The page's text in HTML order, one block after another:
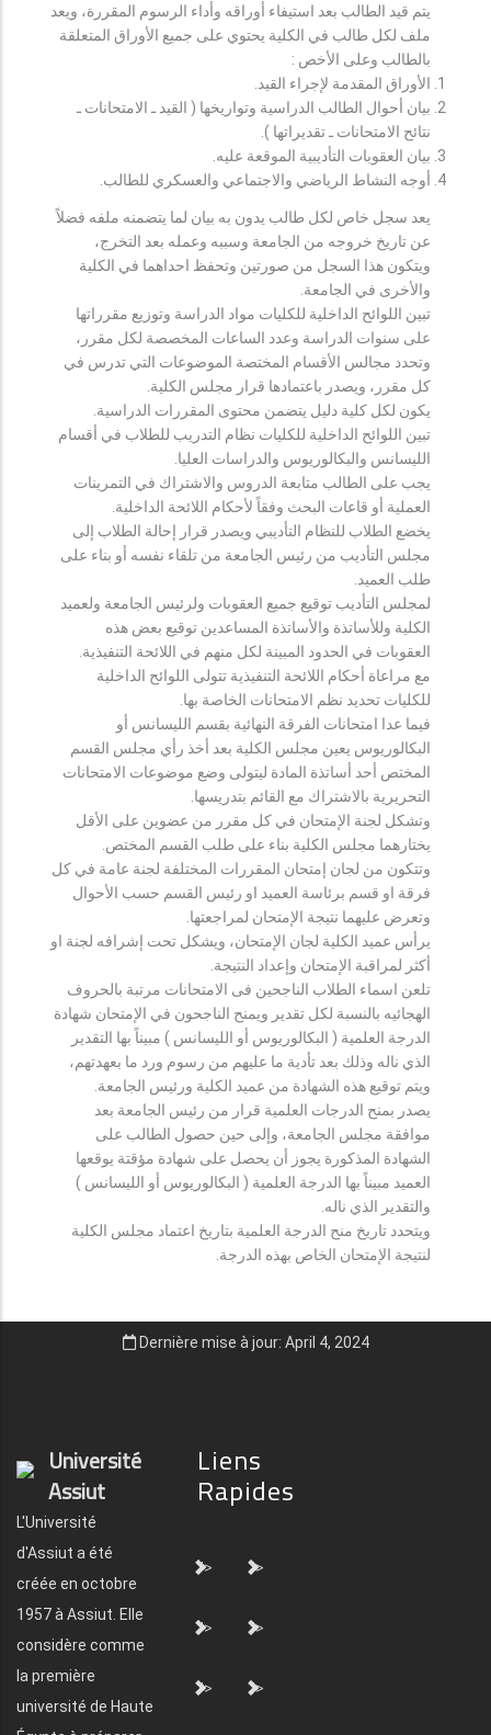
يتم قيد الطالب بعد استيفاء أوراقه وأداء الرسوم المقررة، ويعد
ملف لكل طالب في الكلية يحتوي على جميع الأوراق المتعلقة
بالطالب وعلى الأخص :
الأوراق المقدمة لإجراء القيد.
بيان أحوال الطالب الدراسية وتواريخها ( القيد ـ الامتحانات ـ
نتائح الامتحانات ـ تقديراتها ).
بيان العقوبات التأديبية الموقعة عليه.
أوجه النشاط الرياضي والاجتماعي والعسكري للطالب.
يعد سجل خاص لكل طالب يدون به بيان لما يتضمنه ملفه فضلاً
عن تاريخ خروجه من الجامعة وسببه وعمله بعد التخرج،
ويتكون هذا السجل من صورتين وتحفظ احداهما في الكلية
والأخرى في الجامعة.
تبين اللوائح الداخلية للكليات مواد الدراسة وتوزيع مقرراتها
على سنوات الدراسة وعدد الساعات المخصصة لكل مقرر،
وتحدد مجالس الأقسام المختصة الموضوعات التي تدرس في
كل مقرر، ويصدر باعتمادها قرار مجلس الكلية.
يكون لكل كلية دليل يتضمن محتوى المقررات الدراسية.
تبين اللوائح الداخلية للكليات نظام التدريب للطلاب في أقسام
الليسانس والبكالوريوس والدراسات العليا.
يجب على الطالب متابعة الدروس والاشتراك في التمرينات
العملية أو قاعات البحث وفقاً لأحكام اللائحة الداخلية.
يخضع الطلاب للنظام التأديبي ويصدر قرار إحالة الطلاب إلى
مجلس التأديب من رئيس الجامعة من تلقاء نفسه أو بناء على
طلب العميد.
لمجلس التأديب توقيع جميع العقوبات ولرئيس الجامعة ولعميد
الكلية وللأساتذة والأساتذة المساعدين توقيع بعض هذه
العقوبات في الحدود المبينة لكل منهم في اللائحة التنفيذية.
مع مراعاة أحكام اللائحة التنفيذية تتولى اللوائح الداخلية
للكليات تحديد نظم الامتحانات الخاصة بها.
فيما عدا امتحانات الفرقة النهائية بقسم الليسانس أو
البكالوريوس يعين مجلس الكلية بعد أخذ رأي مجلس القسم
المختص أحد أساتذة المادة ليتولى وضع موضوعات الامتحانات
التحريرية بالاشتراك مع القائم بتدريسها.
وتشكل لجنة الإمتحان في كل مقرر من عضوين على الأقل
يختارهما مجلس الكلية بناء على طلب القسم المختص.
وتتكون من لجان إمتحان المقررات المختلفة لجنة عامة في كل
فرقة او قسم برئاسة العميد او رئيس القسم حسب الأحوال
وتعرض عليهما نتيجة الإمتحان لمراجعتها.
يرأس عميد الكلية لجان الإمتحان، ويشكل تحت إشرافه لجنة او
أكثر لمراقبة الإمتحان وإعداد النتيجة.
تلعن اسماء الطلاب الناجحين فى الامتحانات مرتبة بالحروف
الهجائيه بالنسبة لكل تقدير ويمنح الناجحون في الإمتحان شهادة
الدرجة العلمية ( البكالوريوس أو الليسانس ) مبيناً بها التقدير
الذي ناله وذلك بعد تأدية ما عليهم من رسوم ورد ما بعهدتهم،
ويتم توقيع هذه الشهادة من عميد الكلية ورئيس الجامعة.
يصدر بمنح الدرجات العلمية قرار من رئيس الجامعة بعد
موافقة مجلس الجامعة، وإلى حين حصول الطالب على
الشهادة المذكورة يجوز أن يحصل على شهادة مؤقتة يوقعها
العميد مبيناً بها الدرجة العلمية ( البكالوريوس أو الليسانس )
والتقدير الذي ناله.
ويتحدد تاريخ منح الدرجة العلمية بتاريخ اعتماد مجلس الكلية
لنتيجة الإمتحان الخاص بهذه الدرجة.
Dernière mise à jour: April 4, 2024
Université
Assiut
L'Université
d'Assiut a été
créée en octobre
1957 à Assiut. Elle
considère comme
la première
université de Haute
Liens
Rapides
"> ">
"> ">
"> ">